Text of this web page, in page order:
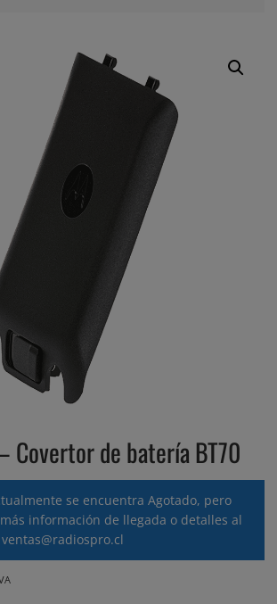
Covertor de batería BT70
se encuentra Agotado, pero
información de llegada o detalles al
ventas@radiospro.cl